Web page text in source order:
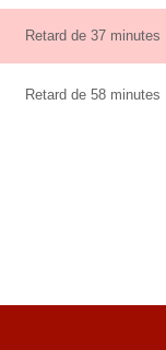
Retard de 37 minutes
Retard de 58 minutes